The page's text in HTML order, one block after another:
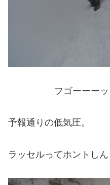
フゴーーー
予報通りの低気圧。
ラッセルってホントしん